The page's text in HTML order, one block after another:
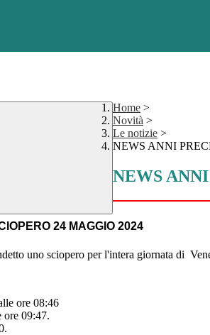
Home >
Novità >
Le notizie >
NEWS ANNI
NEWS
24 MAGGIO 2024
uno sciopero per l'intera giornata di
ore 08:46
09:47.